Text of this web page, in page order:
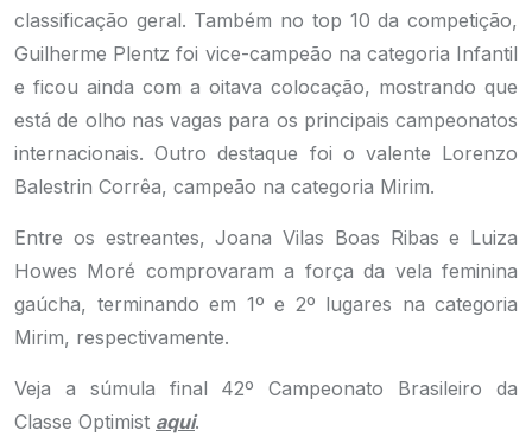
classificação geral. Também no top 10 da competição,
Guilherme Plentz foi vice-campeão na categoria Infantil
e ficou ainda com a oitava colocação, mostrando que
está de olho nas vagas para os principais campeonatos
internacionais. Outro destaque foi o valente Lorenzo
Balestrin Corrêa, campeão na categoria Mirim.
Entre os estreantes, Joana Vilas Boas Ribas e Luiza
Howes Moré comprovaram a força da vela feminina
gaúcha, terminando em 1º e 2º lugares na categoria
Mirim, respectivamente.
Veja a súmula final 42º Campeonato Brasileiro da
Classe Optimist aqui.